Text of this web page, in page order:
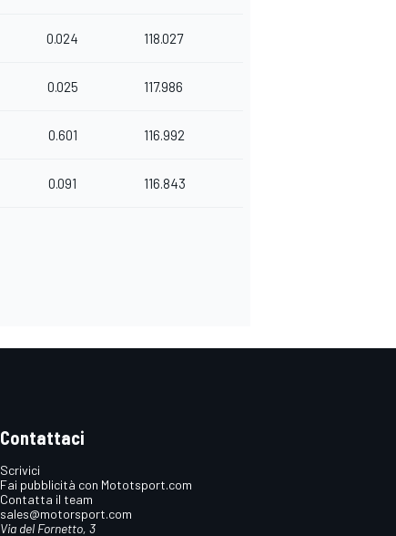
0.024 118.027
0.025 117.986
0.601 116.992
0.091 116.843
Contattaci
Scrivici
Fai pubblicità con Mototsport.com
Contatta il team
sales@motorsport.com
Via del Fornetto, 3